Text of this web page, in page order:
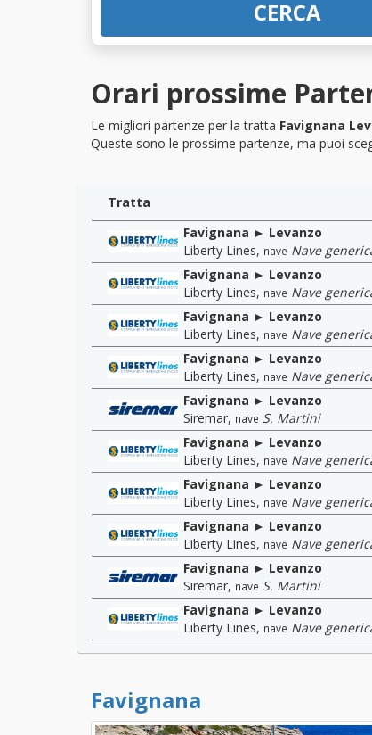
CERCA
Orari prossime
Le migliori partenze per la tratta Favignana
Queste sono le prossime partenze, ma puoi
Tratta
Favignana ► Levanzo
Liberty Lines, nave Nave
Favignana ► Levanzo
Liberty Lines, nave Nave
Favignana ► Levanzo
Liberty Lines, nave Nave
Favignana ► Levanzo
Liberty Lines, nave Nave
Favignana ► Levanzo
Siremar, nave S. Martini
Favignana ► Levanzo
Liberty Lines, nave Nave
Favignana ► Levanzo
Liberty Lines, nave Nave
Favignana ► Levanzo
Liberty Lines, nave Nave
Favignana ► Levanzo
Siremar, nave S. Martini
Favignana ► Levanzo
Liberty Lines, nave Nave
Favignana